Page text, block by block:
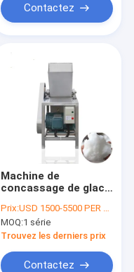
Contactez
Machine de
concassage de glace
pour le bloc de glace,
la glace en tube, la
glace en cube
Prix:USD 1500-5500 PER SER
MOQ:1 série
Trouvez les derniers prix
Contactez